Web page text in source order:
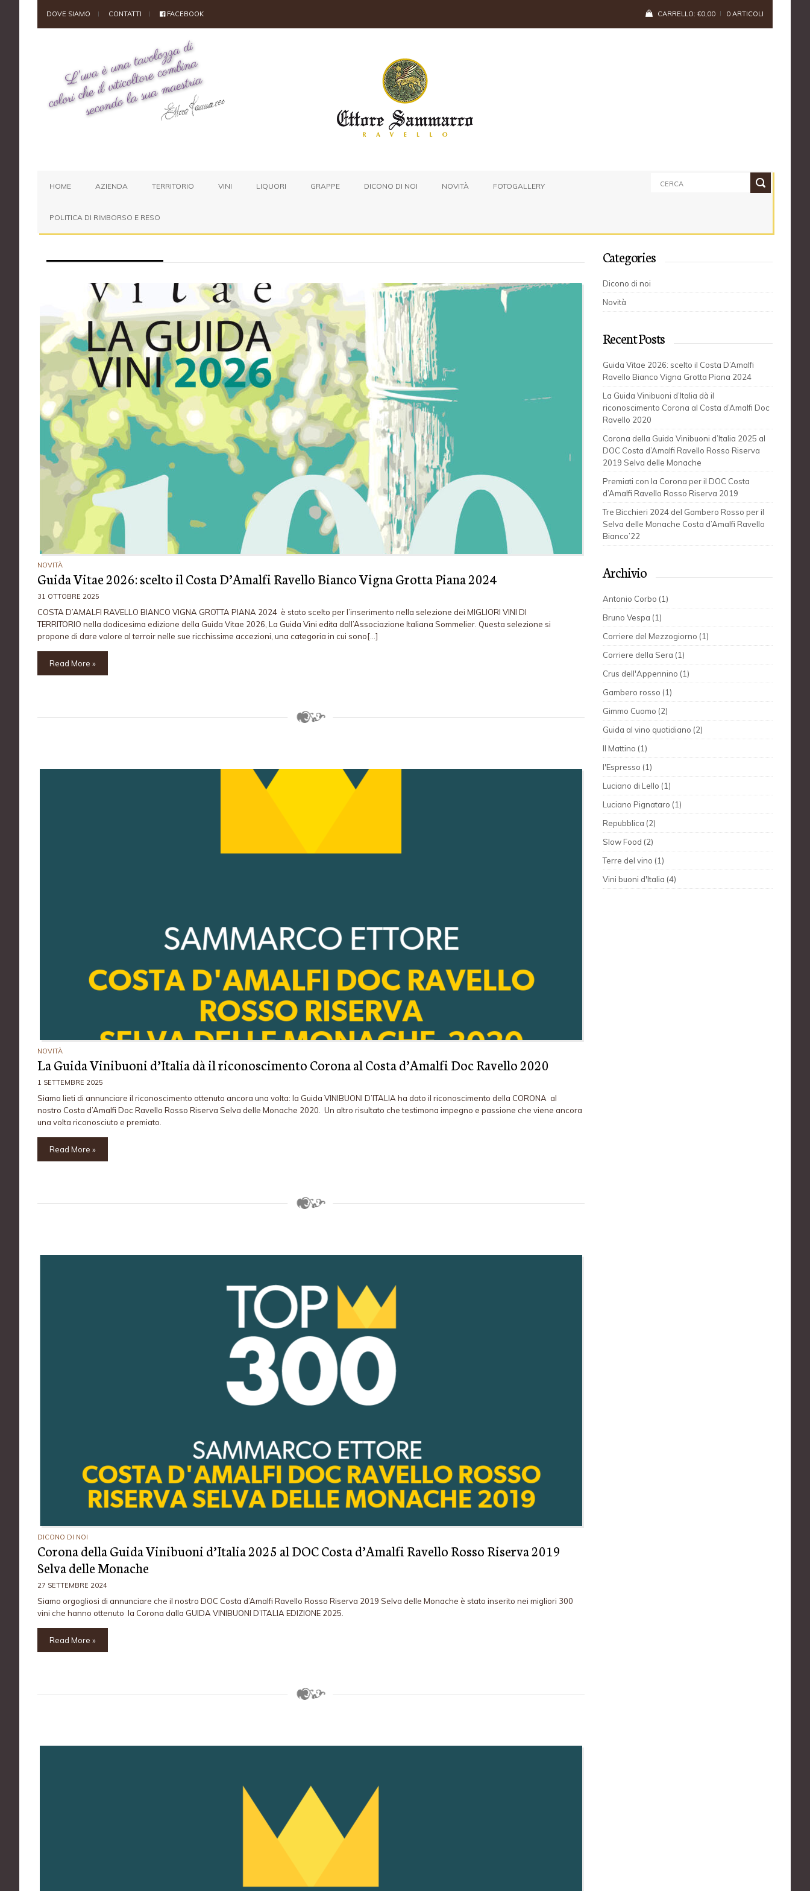
DOVE SIAMO CONTATTI FACEBOOK CARRELLO: €0,00 0 ARTICOLI
HOME AZIENDA TERRITORIO VINI LIQUORI GRAPPE DICONO DI NOI NOVITÀ FOTOGALLERY
POLITICA DI RIMBORSO E RESO
NOVITÀ
Guida Vitae 2026: scelto il Costa D’Amalfi Ravello Bianco Vigna Grotta Piana 2024
31 OTTOBRE 2025
COSTA D’AMALFI RAVELLO BIANCO VIGNA GROTTA PIANA 2024 è stato scelto per l’inserimento nella selezione dei MIGLIORI VINI DI
TERRITORIO nella dodicesima edizione della Guida Vitae 2026, La Guida Vini edita dall’Associazione Italiana Sommelier. Questa selezione si
propone di dare valore al terroir nelle sue ricchissime accezioni, una categoria in cui sono[…]
Read More »
NOVITÀ
La Guida Vinibuoni d’Italia dà il riconoscimento Corona al Costa d’Amalfi Doc Ravello 2020
1 SETTEMBRE 2025
Siamo lieti di annunciare il riconoscimento ottenuto ancora una volta: la Guida VINIBUONI D’ITALIA ha dato il riconoscimento della CORONA al
nostro Costa d’Amalfi Doc Ravello Rosso Riserva Selva delle Monache 2020. Un altro risultato che testimona impegno e passione che viene ancora
una volta riconosciuto e premiato.
Read More »
DICONO DI NOI
Corona della Guida Vinibuoni d’Italia 2025 al DOC Costa d’Amalfi Ravello Rosso Riserva 2019
Selva delle Monache
27 SETTEMBRE 2024
Siamo orgogliosi di annunciare che il nostro DOC Costa d’Amalfi Ravello Rosso Riserva 2019 Selva delle Monache è stato inserito nei migliori 300
vini che hanno ottenuto la Corona dalla GUIDA VINIBUONI D’ITALIA EDIZIONE 2025.
Read More »
Categories
Dicono di noi
Novità
Recent Posts
Guida Vitae 2026: scelto il Costa D’Amalfi
Ravello Bianco Vigna Grotta Piana 2024
La Guida Vinibuoni d’Italia dà il
riconoscimento Corona al Costa d’Amalfi Doc
Ravello 2020
Corona della Guida Vinibuoni d’Italia 2025 al
DOC Costa d’Amalfi Ravello Rosso Riserva
2019 Selva delle Monache
Premiati con la Corona per il DOC Costa
d’Amalfi Ravello Rosso Riserva 2019
Tre Bicchieri 2024 del Gambero Rosso per il
Selva delle Monache Costa d’Amalfi Ravello
Bianco’22
Archivio
Antonio Corbo (1)
Bruno Vespa (1)
Corriere del Mezzogiorno (1)
Corriere della Sera (1)
Crus dell'Appennino (1)
Gambero rosso (1)
Gimmo Cuomo (2)
Guida al vino quotidiano (2)
Il Mattino (1)
l'Espresso (1)
Luciano di Lello (1)
Luciano Pignataro (1)
Repubblica (2)
Slow Food (2)
Terre del vino (1)
Vini buoni d'Italia (4)